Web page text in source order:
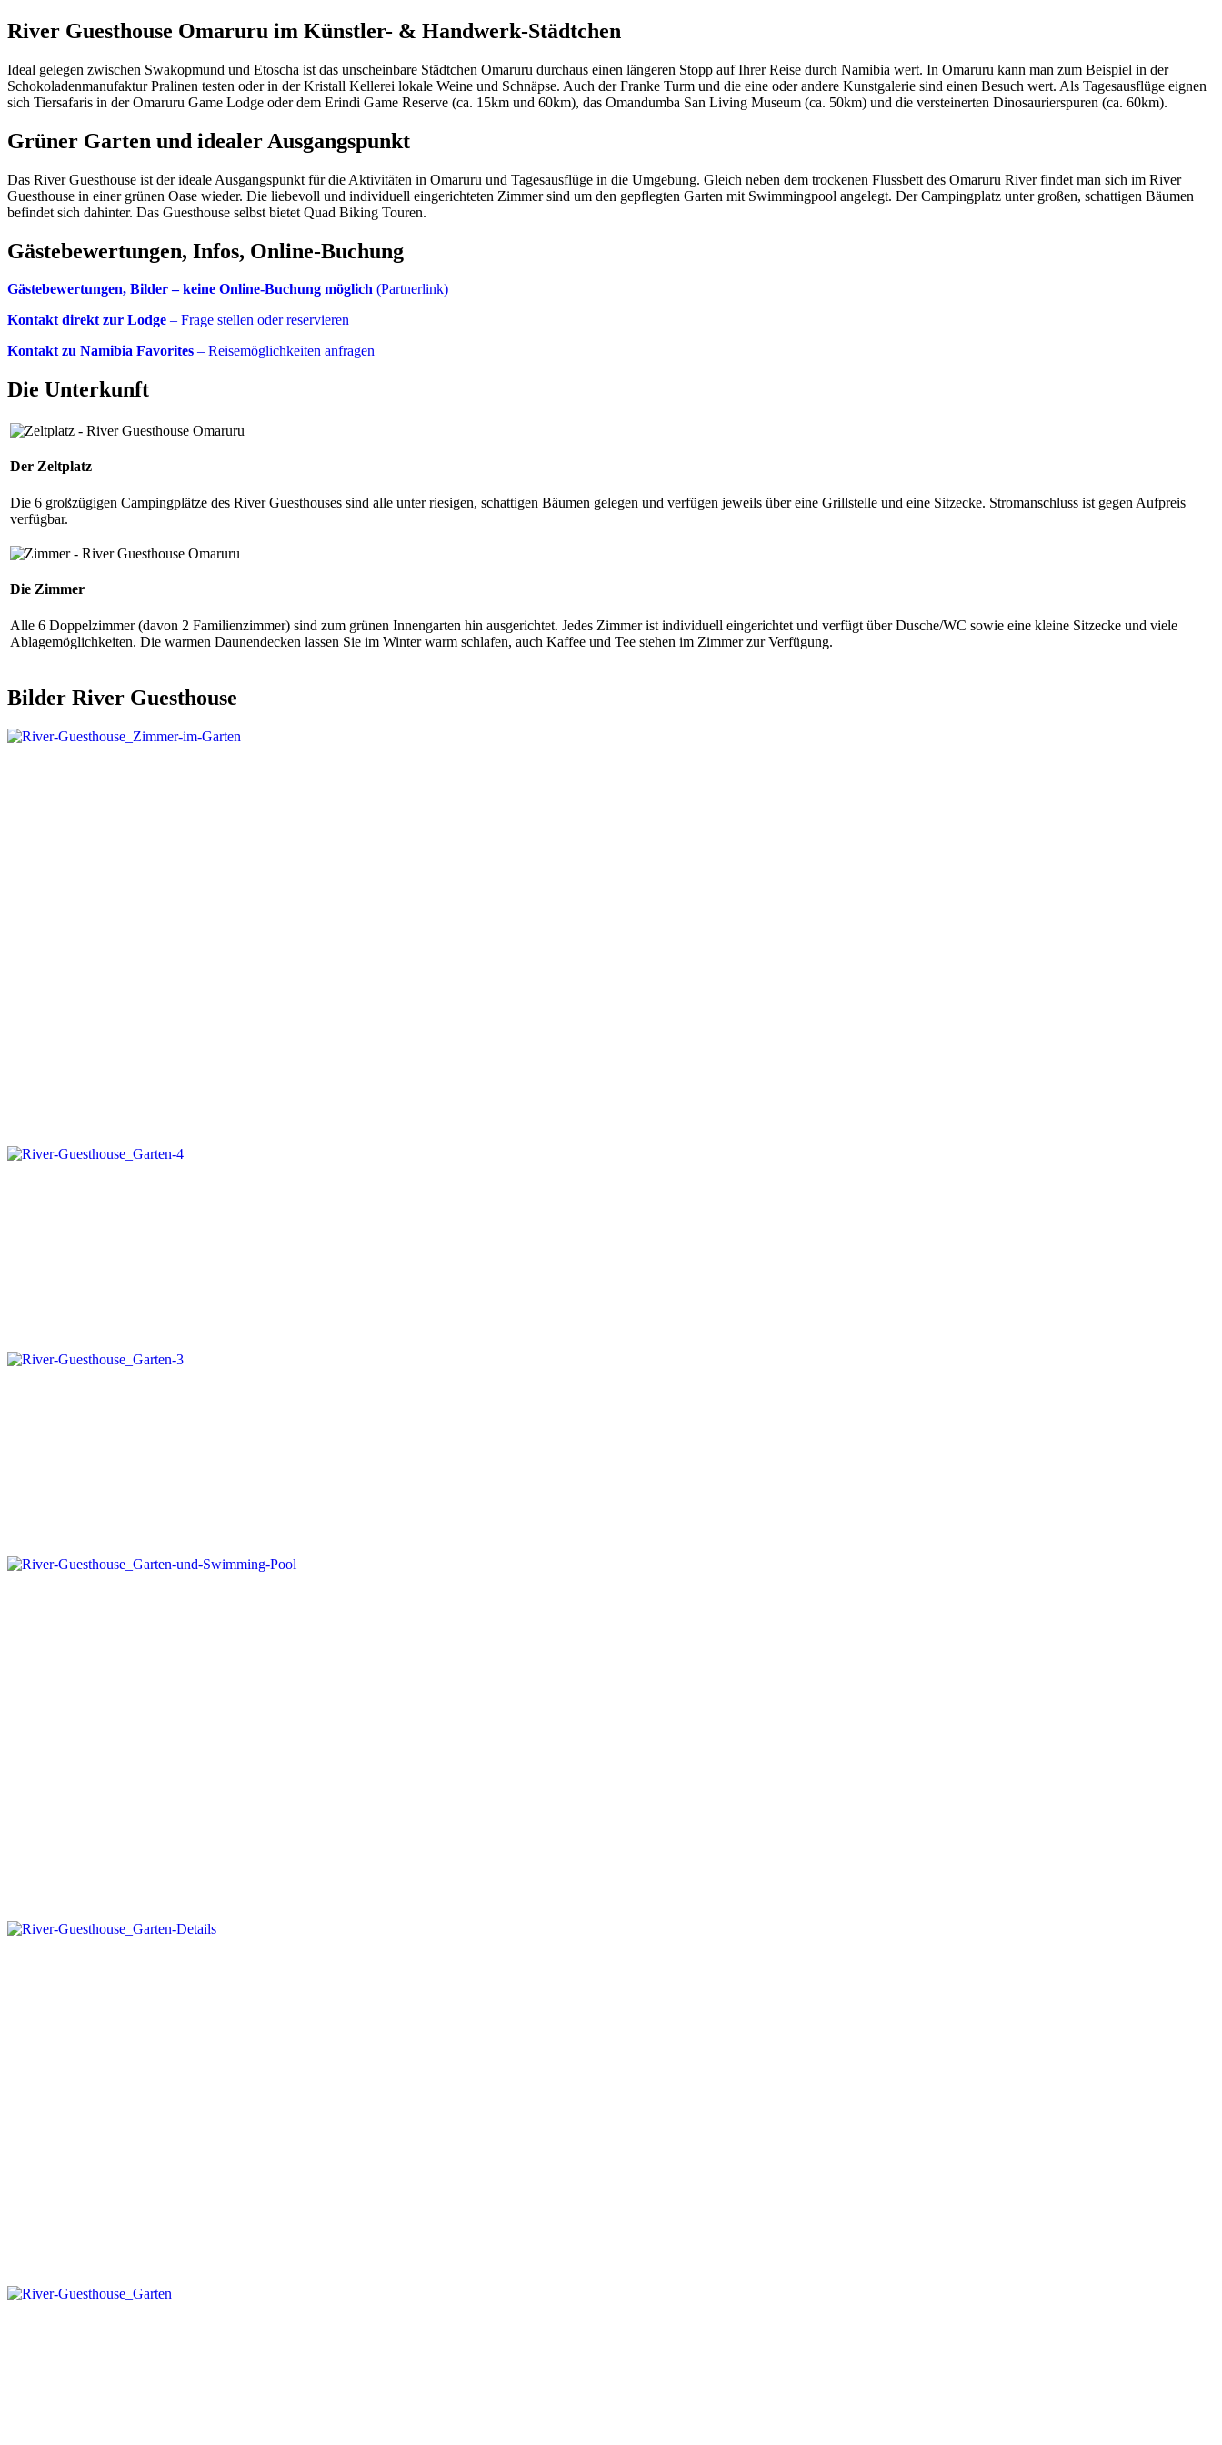
River Guesthouse Omaruru im Künstler- & Handwerk-Städtchen
Ideal gelegen zwischen Swakopmund und Etoscha ist das unscheinbare Städtchen Omaruru durchaus einen längeren Stopp auf Ihrer Reise durch Namibia wert. In Omaruru kann man zum Beispiel in der
Schokoladenmanufaktur Pralinen testen oder in der Kristall Kellerei lokale Weine und Schnäpse. Auch der Franke Turm und die eine oder andere Kunstgalerie sind einen Besuch wert. Als Tagesausflüge eignen
sich Tiersafaris in der Omaruru Game Lodge oder dem Erindi Game Reserve (ca. 15km und 60km), das Omandumba San Living Museum (ca. 50km) und die versteinerten Dinosaurierspuren (ca. 60km).
Grüner Garten und idealer Ausgangspunkt
Das River Guesthouse ist der ideale Ausgangspunkt für die Aktivitäten in Omaruru und Tagesausflüge in die Umgebung. Gleich neben dem trockenen Flussbett des Omaruru River findet man sich im River
Guesthouse in einer grünen Oase wieder. Die liebevoll und individuell eingerichteten Zimmer sind um den gepflegten Garten mit Swimmingpool angelegt. Der Campingplatz unter großen, schattigen Bäumen
befindet sich dahinter. Das Guesthouse selbst bietet Quad Biking Touren.
Gästebewertungen, Infos, Online-Buchung
Gästebewertungen, Bilder – keine Online-Buchung möglich (Partnerlink)
Kontakt direkt zur Lodge – Frage stellen oder reservieren
Kontakt zu Namibia Favorites – Reisemöglichkeiten anfragen
Die Unterkunft
Der Zeltplatz
Die 6 großzügigen Campingplätze des River Guesthouses sind alle unter riesigen, schattigen Bäumen gelegen und verfügen jeweils über eine Grillstelle und eine Sitzecke. Stromanschluss ist gegen Aufpreis
verfügbar.
Die Zimmer
Alle 6 Doppelzimmer (davon 2 Familienzimmer) sind zum grünen Innengarten hin ausgerichtet. Jedes Zimmer ist individuell eingerichtet und verfügt über Dusche/WC sowie eine kleine Sitzecke und viele
Ablagemöglichkeiten. Die warmen Daunendecken lassen Sie im Winter warm schlafen, auch Kaffee und Tee stehen im Zimmer zur Verfügung.
Bilder River Guesthouse